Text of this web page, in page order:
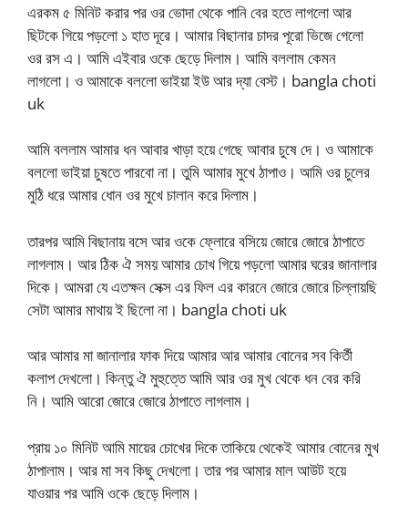
এরকম ৫ মিনিট করার পর ওর ভোদা থেকে পানি বের হতে লাগলো আর
ছিটকে গিয়ে পড়লো ১ হাত দূরে। আমার বিছানার চাদর পূরো ভিজে গেলো
ওর রস এ। আমি এইবার ওকে ছেড়ে দিলাম। আমি বললাম কেমন
লাগলো। ও আমাকে বললো ভাইয়া ইউ আর দ্যা বেস্ট। bangla choti
uk
আমি বললাম আমার ধন আবার খাড়া হয়ে গেছে আবার চুষে দে। ও আমাকে
বললো ভাইয়া চুষতে পারবো না। তুমি আমার মুখে ঠাপাও। আমি ওর চুলের
মুঠি ধরে আমার ধোন ওর মুখে চালান করে দিলাম।
তারপর আমি বিছানায় বসে আর ওকে ফ্লোরে বসিয়ে জোরে জোরে ঠাপাতে
লাগলাম। আর ঠিক ঐ সময় আমার চোখ গিয়ে পড়লো আমার ঘরের জানালার
দিকে। আমরা যে এতক্ষন সেক্স এর ফিল এর কারনে জোরে জোরে চিল্লায়ছি
সেটা আমার মাথায় ই ছিলো না। bangla choti uk
আর আমার মা জানালার ফাক দিয়ে আমার আর আমার বোনের সব কির্তী
কলাপ দেখলো। কিন্তু ঐ মুহুত্তে আমি আর ওর মুখ থেকে ধন বের করি
নি। আমি আরো জোরে জোরে ঠাপাতে লাগলাম।
প্রায় ১০ মিনিট আমি মায়ের চোখের দিকে তাকিয়ে থেকেই আমার বোনের মুখ
ঠাপালাম। আর মা সব কিছু দেখলো। তার পর আমার মাল আউট হয়ে
যাওয়ার পর আমি ওকে ছেড়ে দিলাম।